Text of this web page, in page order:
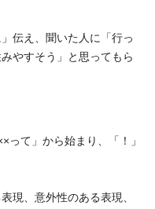
伝え、聞いた人に「行っ
やすそう」と思ってもら
って」から始まり、「！」
現、意外性のある表現、